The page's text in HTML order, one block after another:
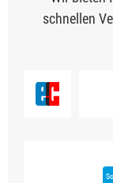
schnellen